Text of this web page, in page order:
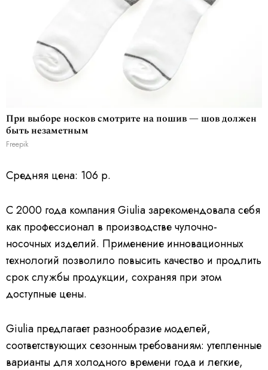
При выборе носков смотрите на пошив — шов должен
быть незаметным
Freepik
Средняя цена: 106 р.
С 2000 года компания Giulia зарекомендовала себя
как профессионал в производстве чулочно-
носочных изделий. Применение инновационных
технологий позволило повысить качество и продлить
срок службы продукции, сохраняя при этом
доступные цены.
Giulia предлагает разнообразие моделей,
соответствующих сезонным требованиям: утепленные
варианты для холодного времени года и легкие,